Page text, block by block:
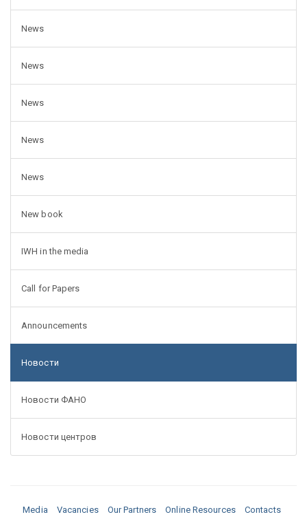
News
News
News
News
News
New book
IWH in the media
Call for Papers
Announcements
Новости
Новости ФАНО
Новости центров
Media Vacancies Our Partners Online Resources Contacts